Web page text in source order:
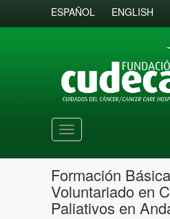
ESPAÑOL ENGLISH
Toggle
navigation
Formación
Voluntariado en
Paliativos en